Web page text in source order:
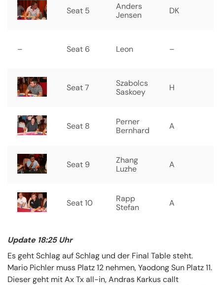
Seat 5
Anders
Jensen
DK
– Seat 6 Leon –
Seat 7
Szabolcs
Saskoey
H
Seat 8
Perner
Bernhard
A
Seat 9
Zhang
Luzhe
A
Seat 10
Rapp
Stefan
A
Update 18:25 Uhr
Es geht Schlag auf Schlag und der Final Table steht.
Mario Pichler muss Platz 12 nehmen, Yaodong Sun Platz 11.
Dieser geht mit Ax Tx all-in, Andras Karkus callt